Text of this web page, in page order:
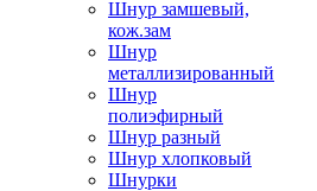
Шнур замшевый,
кож.зам
Шнур
металлизированный
Шнур
полиэфирный
Шнур разный
Шнур хлопковый
Шнурки